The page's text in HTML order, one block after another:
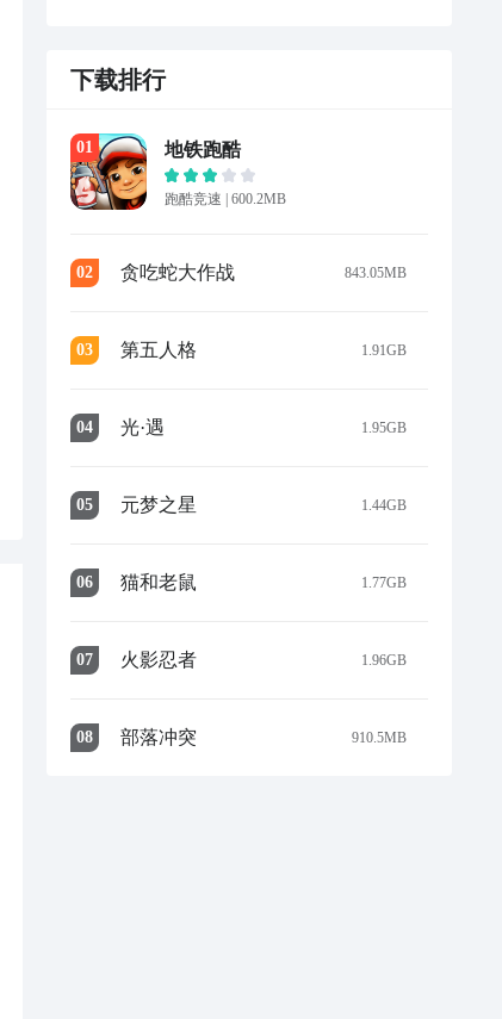
下载排行
01 地铁跑酷
跑酷竞速 | 600.2MB
02 贪吃蛇大作战 843.05MB
03 第五人格 1.91GB
04 光·遇 1.95GB
05 元梦之星 1.44GB
06 猫和老鼠 1.77GB
07 火影忍者 1.96GB
08 部落冲突 910.5MB